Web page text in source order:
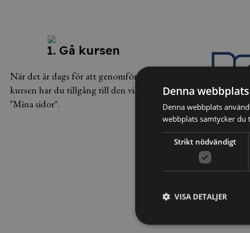
1. Gå kursen
När det är dags för att genomföra
kursen har du tillgång till den via
"Mina sidor".
2. Testa dina
Efter kursen sätter vi
på prov för att
tagit till dig innehållet.
Denna
Denna webbplats
webbplats samtycker du
Strikt nödvändigt
VISA DETALJER